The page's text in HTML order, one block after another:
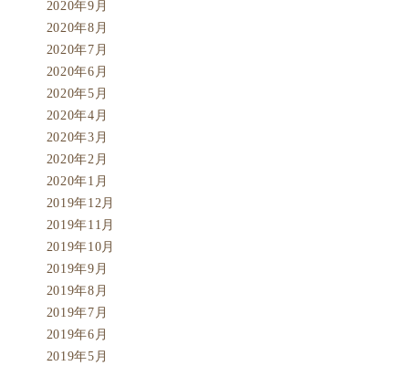
2020年9月
2020年8月
2020年7月
2020年6月
2020年5月
2020年4月
2020年3月
2020年2月
2020年1月
2019年12月
2019年11月
2019年10月
2019年9月
2019年8月
2019年7月
2019年6月
2019年5月